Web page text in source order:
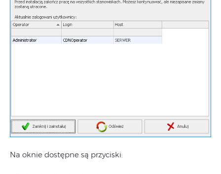
Na oknie dostępne są przyciski: